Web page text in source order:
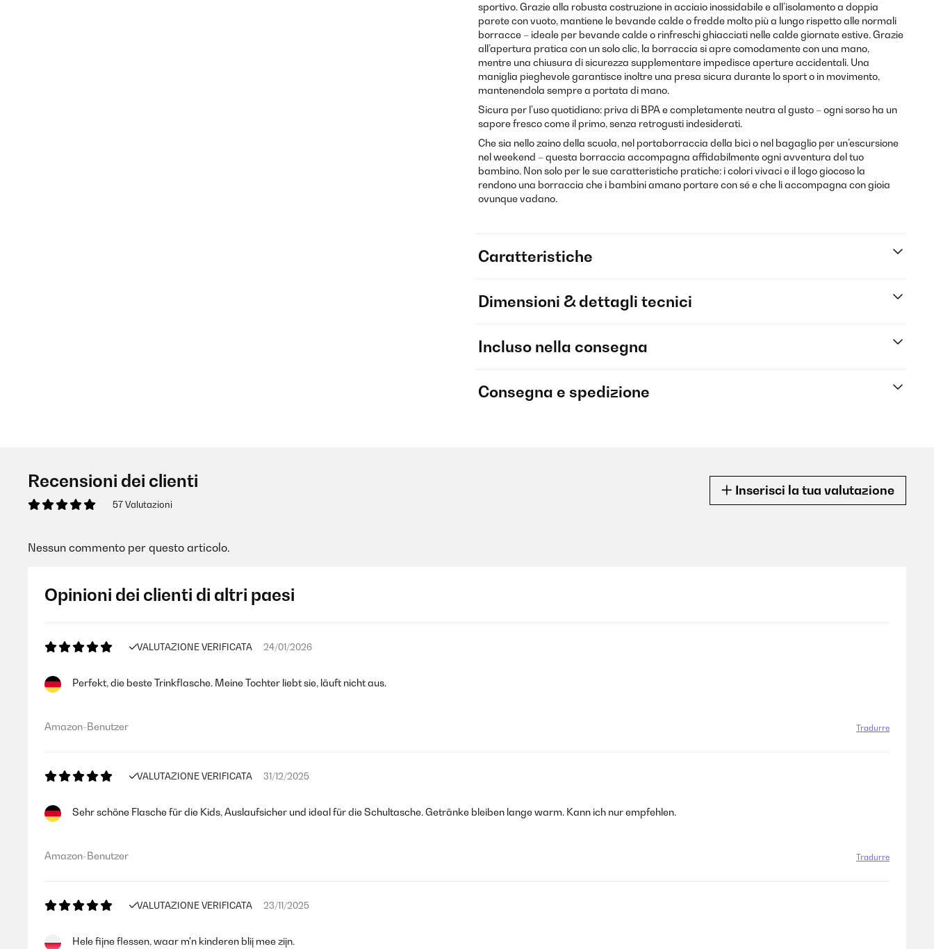
sportivo. Grazie alla robusta costruzione in acciaio inossidabile e all’isolamento a doppia
parete con vuoto, mantiene le bevande calde o fredde molto più a lungo rispetto alle normali
borracce – ideale per bevande calde o rinfreschi ghiacciati nelle calde giornate estive. Grazie
all’apertura pratica con un solo clic, la borraccia si apre comodamente con una mano,
mentre una chiusura di sicurezza supplementare impedisce aperture accidentali. Una
maniglia pieghevole garantisce inoltre una presa sicura durante lo sport o in movimento,
mantenendola sempre a portata di mano.
Sicura per l’uso quotidiano: priva di BPA e completamente neutra al gusto – ogni sorso ha un
sapore fresco come il primo, senza retrogusti indesiderati.
Che sia nello zaino della scuola, nel portaborraccia della bici o nel bagaglio per un’escursione
nel weekend – questa borraccia accompagna affidabilmente ogni avventura del tuo
bambino. Non solo per le sue caratteristiche pratiche: i colori vivaci e il logo giocoso la
rendono una borraccia che i bambini amano portare con sé e che li accompagna con gioia
ovunque vadano.
Caratteristiche
Dimensioni & dettagli tecnici
Incluso nella consegna
Consegna e spedizione
Recensioni dei clienti
57 Valutazioni
Inserisci la tua valutazione
Nessun commento per questo articolo.
Opinioni dei clienti di altri paesi
VALUTAZIONE VERIFICATA 24/01/2026
Perfekt, die beste Trinkflasche. Meine Tochter liebt sie, läuft nicht aus.
Amazon-Benutzer Tradurre
VALUTAZIONE VERIFICATA 31/12/2025
Sehr schöne Flasche für die Kids, Auslaufsicher und ideal für die Schultasche. Getränke bleiben lange warm. Kann ich nur empfehlen.
Amazon-Benutzer Tradurre
VALUTAZIONE VERIFICATA 23/11/2025
Hele fijne flessen, waar m'n kinderen blij mee zijn.